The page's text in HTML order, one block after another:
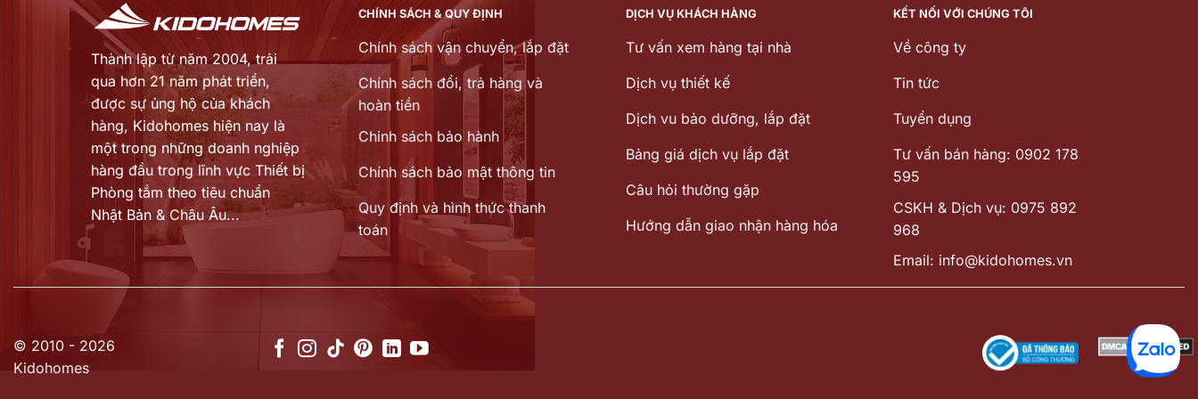
Thành lập từ năm 2004, trải
qua hơn 21 năm phát triển,
được sự ủng hộ của khách
hàng, Kidohomes hiện nay là
một trong những doanh nghiệp
hàng đầu trong lĩnh vực Thiết bị
Phòng tắm theo tiêu chuẩn
Nhật Bản & Châu Âu...
CHÍNH SÁCH & QUY ĐỊNH
Chính sách vận chuyển, lắp đặt
Chính sách đổi, trả hàng và
hoàn tiền
Chinh sách bảo hành
Chính sách bảo mật thông tin
Quy định và hình thức thanh
toán
DỊCH VỤ KHÁCH HÀNG
Tư vấn xem hàng tại nhà
Dịch vụ thiết kế
Dịch vu bảo dưỡng, lắp đặt
Bảng giá dịch vụ lắp đặt
Câu hỏi thường gặp
Hướng dẫn giao nhận hàng hóa
KẾT NỐI VỚI CHÚNG TÔI
Về công ty
Tin tức
Tuyển dụng
Tư vấn bán hàng: 0902 178
595
CSKH & Dịch vụ: 0975 892
968
Email: info@kidohomes.vn
© 2010 - 2026
Kidohomes